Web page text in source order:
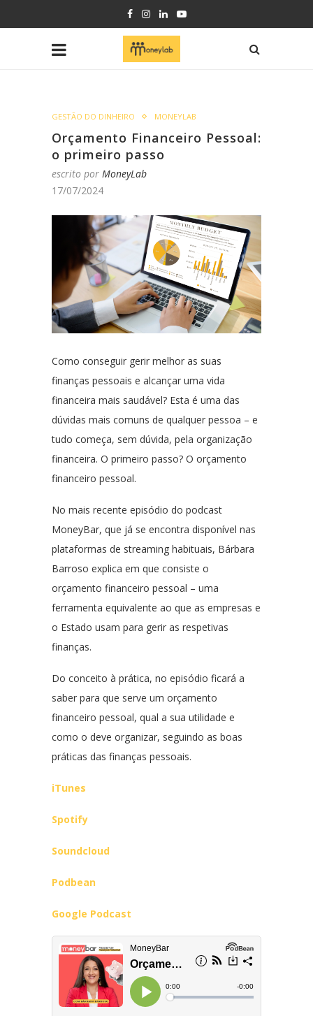
GESTÃO DO DINHEIRO MONEYLAB
Orçamento Financeiro Pessoal:
o primeiro passo
escrito por MoneyLab
17/07/2024
Como conseguir gerir melhor as suas
finanças pessoais e alcançar uma vida
financeira mais saudável? Esta é uma das
dúvidas mais comuns de qualquer pessoa – e
tudo começa, sem dúvida, pela organização
financeira. O primeiro passo? O orçamento
financeiro pessoal.
No mais recente episódio do podcast
MoneyBar, que já se encontra disponível nas
plataformas de streaming habituais, Bárbara
Barroso explica em que consiste o
orçamento financeiro pessoal – uma
ferramenta equivalente ao que as empresas e
o Estado usam para gerir as respetivas
finanças.
Do conceito à prática, no episódio ficará a
saber para que serve um orçamento
financeiro pessoal, qual a sua utilidade e
como o deve organizar, seguindo as boas
práticas das finanças pessoais.
iTunes
Spotify
Soundcloud
Podbean
Google Podcast